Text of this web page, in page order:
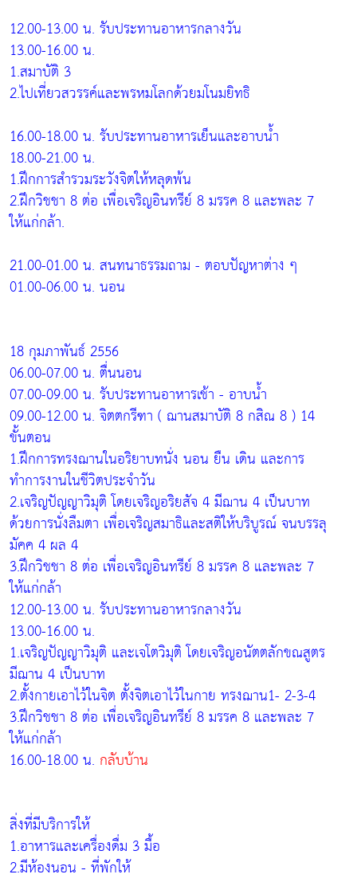
12.00-13.00 น. รับประทานอาหารกลางวัน
13.00-16.00 น.
1.สมาบัติ 3
2.ไปเที่ยวสวรรค์และพรหมโลกด้วยมโนมยิทธิ
16.00-18.00 น. รับประทานอาหารเย็นและอาบน้ำ
18.00-21.00 น.
1.ฝึกการสำรวมระวังจิตให้หลุดพ้น
2.ฝึกวิชชา 8 ต่อ เพื่อเจริญอินทรีย์ 8 มรรค 8 และพละ 7
ให้แก่กล้า.
21.00-01.00 น. สนทนาธรรมถาม - ตอบปัญหาต่าง ๆ
01.00-06.00 น. นอน
18 กุมภาพันธ์ 2556
06.00-07.00 น. ตื่นนอน
07.00-09.00 น. รับประทานอาหารเช้า - อาบน้ำ
09.00-12.00 น. จิตตกรีฑา ( ฌานสมาบัติ 8 กสิณ 8 ) 14
ขั้นตอน
1.ฝึกการทรงฌานในอริยาบทนั่ง นอน ยืน เดิน และการ
ทำการงานในชีวิตประจำวัน
2.เจริญปัญญาวิมุติ โดยเจริญอริยสัจ 4 มีฌาน 4 เป็นบาท
ด้วยการนั่งลืมตา เพื่อเจริญสมาธิและสติให้บริบูรณ์ จนบรรลุ
มัคค 4 ผล 4
3.ฝึกวิชชา 8 ต่อ เพื่อเจริญอินทรีย์ 8 มรรค 8 และพละ 7
ให้แก่กล้า
12.00-13.00 น. รับประทานอาหารกลางวัน
13.00-16.00 น.
1.เจริญปัญญาวิมุติ และเจโตวิมุติ โดยเจริญอนัตตลักขณสูตร
มีฌาน 4 เป็นบาท
2.ตั้งกายเอาไว้ในจิต ตั้งจิตเอาไว้ในกาย ทรงฌาน1- 2-3-4
3.ฝึกวิชชา 8 ต่อ เพื่อเจริญอินทรีย์ 8 มรรค 8 และพละ 7
ให้แก่กล้า
16.00-18.00 น. กลับบ้าน
สิ่งที่มีบริการให้
1.อาหารและเครื่องดื่ม 3 มื้อ
2.มีห้องนอน - ที่พักให้